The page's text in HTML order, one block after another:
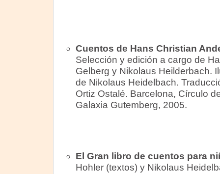
Cuentos de Hans Christian
Selección y edición a cargo de
Gelberg y Nikolaus Heilderbach.
de Nikolaus Heidelbach.
Ortiz Ostalé. Barcelona, Círculo
Galaxia Gutemberg, 2005.
El Gran libro de cuentos para
Hohler (textos) y Nikolaus